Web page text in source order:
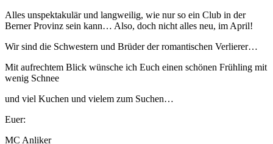
Alles unspektakulär und langweilig, wie nur so ein Club in der
Berner Provinz sein kann… Also, doch nicht alles neu, im April!
Wir sind die Schwestern und Brüder der romantischen Verlierer…
Mit aufrechtem Blick wünsche ich Euch einen schönen Frühling mit
wenig Schnee
und viel Kuchen und vielem zum Suchen…
Euer:
MC Anliker